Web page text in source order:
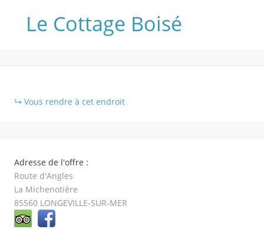
Le Cottage Boisé
Vous rendre à cet endroit
Adresse de l'offre :
Route d'Angles
La Michenotière
85560 LONGEVILLE-SUR-MER